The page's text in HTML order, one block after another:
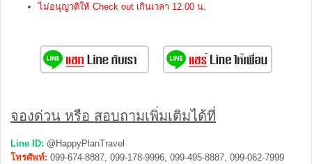
ไม่อนุญาติให้ Check out เกินเวลา 12.00 น.
จองด่วน หรือ สอบถามเพิ่มเติมได้ที่
Line ID: @HappyPlanTravel
โทรศัพท์: 099-674-8887, 099-178-9996, 099-495-8887, 099-062-7999